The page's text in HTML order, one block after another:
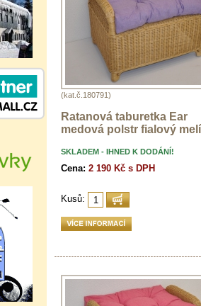
(kat.č.180791)
Ratanová taburetka Ear
medová polstr fialový
SKLADEM - IHNED K DODÁNÍ!
Cena: 2 190 Kč s DPH
Kusů: